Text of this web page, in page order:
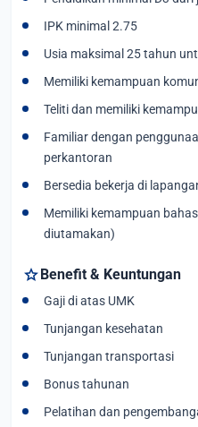
IPK minimal 2.75
Usia maksimal 25 tahun
Memiliki kemampuan
Teliti dan memiliki
Familiar dengan
perkantoran
Bersedia bekerja di
Memiliki kemampuan
diutamakan)
starBenefit & Keuntungan
Gaji di atas UMK
Tunjangan kesehatan
Tunjangan transportasi
Bonus tahunan
Pelatihan dan